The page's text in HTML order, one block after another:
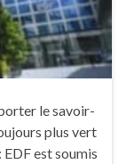
le savoir-
plus vert
est soumis